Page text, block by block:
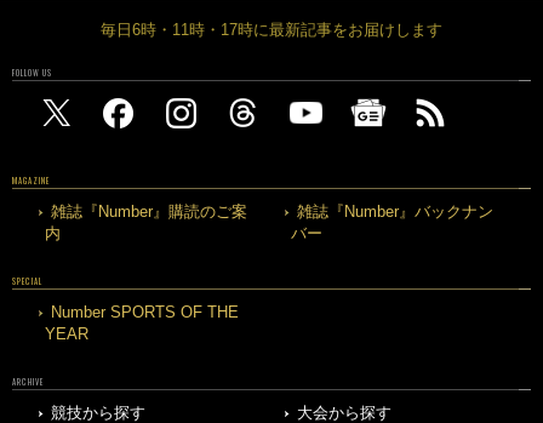
毎日6時・11時・17時に最新記事をお届けします
FOLLOW US
MAGAZINE
雑誌『Number』購読のご案
内
雑誌『Number』バックナン
バー
SPECIAL
Number SPORTS OF THE
YEAR
ARCHIVE
競技から探す
大会から探す